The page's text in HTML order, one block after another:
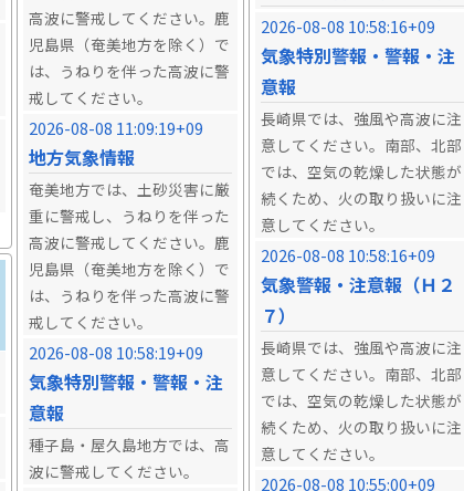
高波に警戒してください。鹿
児島県（奄美地方を除く）で
は、うねりを伴った高波に警
戒してください。
2026-08-08 11:09:19+09
地方気象情報
奄美地方では、土砂災害に厳
重に警戒し、うねりを伴った
高波に警戒してください。鹿
児島県（奄美地方を除く）で
は、うねりを伴った高波に警
戒してください。
2026-08-08 10:58:19+09
気象特別警報・警報・注
意報
種子島・屋久島地方では、高
波に警戒してください。
2026-08-08 10:58:16+09
気象特別警報・警報・注
意報
長崎県では、強風や高波に注
意してください。南部、北部
では、空気の乾燥した状態が
続くため、火の取り扱いに注
意してください。
2026-08-08 10:58:16+09
気象警報・注意報（Ｈ２
７）
長崎県では、強風や高波に注
意してください。南部、北部
では、空気の乾燥した状態が
続くため、火の取り扱いに注
意してください。
2026-08-08 10:55:00+09